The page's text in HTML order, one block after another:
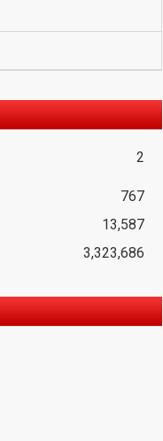
2
767
13,587
3,323,686